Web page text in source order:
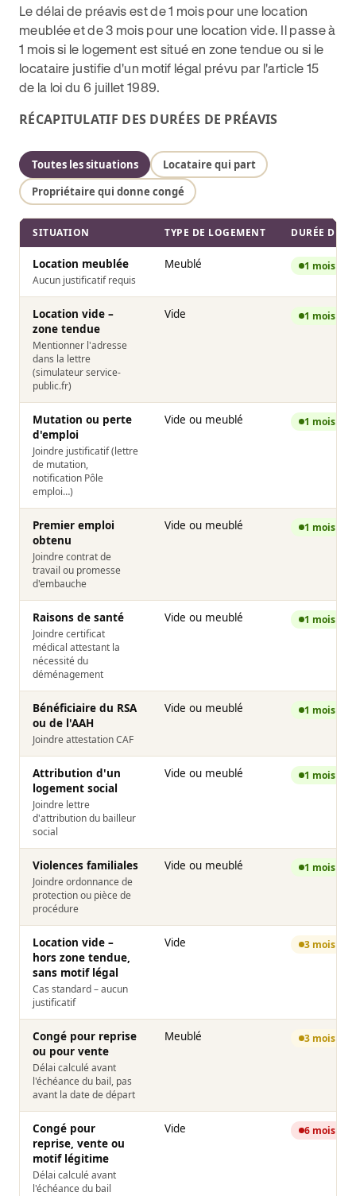
Le délai de préavis est de 1 mois pour une location
meublée et de 3 mois pour une location vide. Il passe à
1 mois si le logement est situé en zone tendue ou si le
locataire justifie d'un motif légal prévu par l'article 15
de la loi du 6 juillet 1989.
RÉCAPITULATIF DES DURÉES DE PRÉAVIS
Toutes les situations
Locataire qui part
Propriétaire qui donne congé
SITUATION TYPE DE LOGEMENT DURÉE DU
Location meublée
Aucun justificatif requis
Meublé 1 mois
Location vide –
zone tendue
Mentionner l'adresse
dans la lettre
(simulateur service-
public.fr)
Vide 1 mois
Mutation ou perte
d'emploi
Joindre justificatif (lettre
de mutation,
notification Pôle
emploi…)
Vide ou meublé 1 mois
Premier emploi
obtenu
Joindre contrat de
travail ou promesse
d'embauche
Vide ou meublé 1 mois
Raisons de santé
Joindre certificat
médical attestant la
nécessité du
déménagement
Vide ou meublé 1 mois
Bénéficiaire du RSA
ou de l'AAH
Joindre attestation CAF
Vide ou meublé 1 mois
Attribution d'un
logement social
Joindre lettre
d'attribution du bailleur
social
Vide ou meublé 1 mois
Violences familiales
Joindre ordonnance de
protection ou pièce de
procédure
Vide ou meublé 1 mois
Location vide –
hors zone tendue,
sans motif légal
Cas standard – aucun
justificatif
Vide 3 mois
Congé pour reprise
ou pour vente
Délai calculé avant
l'échéance du bail, pas
avant la date de départ
Meublé 3 mois
Congé pour
reprise, vente ou
motif légitime
Délai calculé avant
l'échéance du bail
Vide 6 mois